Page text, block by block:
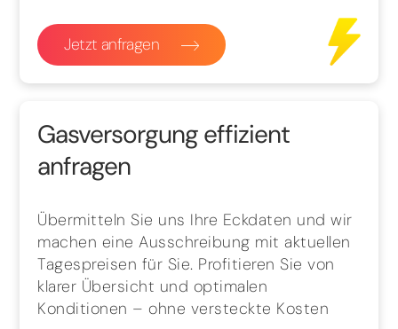
Jetzt anfragen
Gasversorgung effizient
anfragen
Übermitteln Sie uns Ihre Eckdaten und wir
machen eine Ausschreibung mit aktuellen
Tagespreisen für Sie. Profitieren Sie von
klarer Übersicht und optimalen
Konditionen – ohne versteckte Kosten